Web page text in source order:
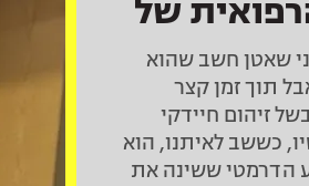
של
רוני שאטן
שאטן חשב שהוא
תוך זמן קצר
זיהום חיידקי
כששב לאיתנו, הוא
הדרמטי ששינה את